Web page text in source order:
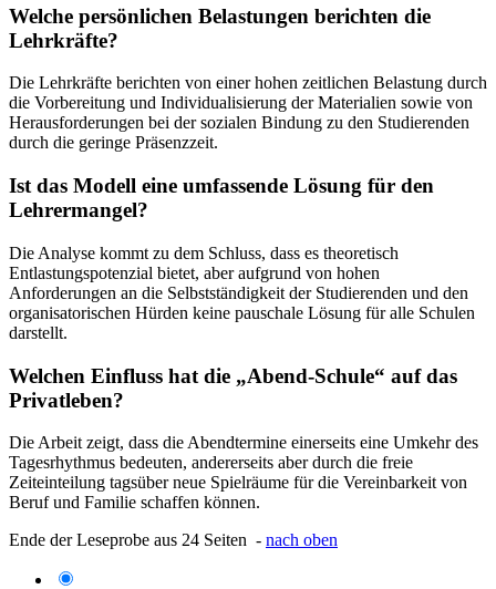
Welche persönlichen Belastungen berichten die
Lehrkräfte?
Die Lehrkräfte berichten von einer hohen zeitlichen Belastung durch
die Vorbereitung und Individualisierung der Materialien sowie von
Herausforderungen bei der sozialen Bindung zu den Studierenden
durch die geringe Präsenzzeit.
Ist das Modell eine umfassende Lösung für den
Lehrermangel?
Die Analyse kommt zu dem Schluss, dass es theoretisch
Entlastungspotenzial bietet, aber aufgrund von hohen
Anforderungen an die Selbstständigkeit der Studierenden und den
organisatorischen Hürden keine pauschale Lösung für alle Schulen
darstellt.
Welchen Einfluss hat die „Abend-Schule“ auf das
Privatleben?
Die Arbeit zeigt, dass die Abendtermine einerseits eine Umkehr des
Tagesrhythmus bedeuten, andererseits aber durch die freie
Zeiteinteilung tagsüber neue Spielräume für die Vereinbarkeit von
Beruf und Familie schaffen können.
Ende der Leseprobe aus 24 Seiten - nach oben